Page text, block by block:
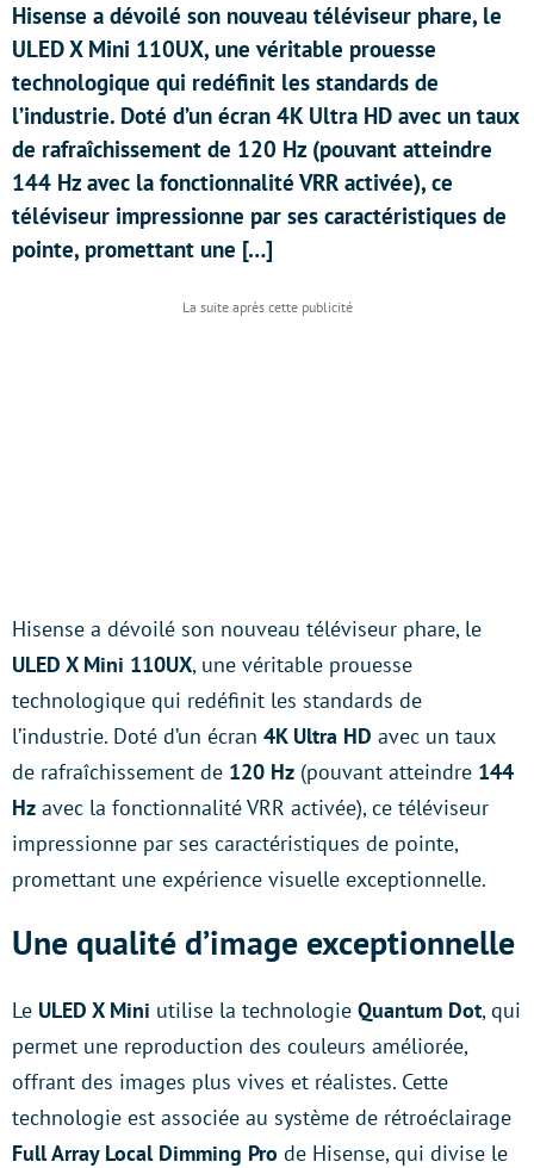
Hisense a dévoilé son nouveau téléviseur phare, le
ULED X Mini 110UX, une véritable prouesse
technologique qui redéfinit les standards de
l’industrie. Doté d’un écran 4K Ultra HD avec un taux
de rafraîchissement de 120 Hz (pouvant atteindre
144 Hz avec la fonctionnalité VRR activée), ce
téléviseur impressionne par ses caractéristiques de
pointe, promettant une […]
Hisense a dévoilé son nouveau téléviseur phare, le
ULED X Mini 110UX, une véritable prouesse
technologique qui redéfinit les standards de
l’industrie. Doté d’un écran 4K Ultra HD avec un taux
de rafraîchissement de 120 Hz (pouvant atteindre 144
Hz avec la fonctionnalité VRR activée), ce téléviseur
impressionne par ses caractéristiques de pointe,
promettant une expérience visuelle exceptionnelle.
Une qualité d’image exceptionnelle
Le ULED X Mini utilise la technologie Quantum Dot, qui
permet une reproduction des couleurs améliorée,
offrant des images plus vives et réalistes. Cette
technologie est associée au système de rétroéclairage
Full Array Local Dimming Pro de Hisense, qui divise le